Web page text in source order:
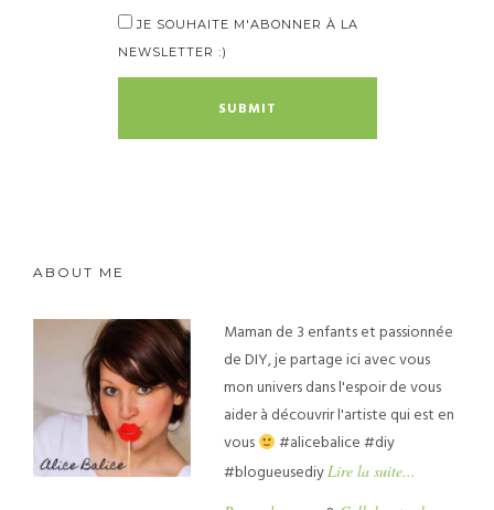
JE SOUHAITE M'ABONNER À LA
NEWSLETTER :)
ABOUT ME
Maman de 3 enfants et passionnée
de DIY, je partage ici avec vous
mon univers dans l'espoir de vous
aider à découvrir l'artiste qui est en
vous
#alicebalice #diy
#blogueusediyLire la suite...